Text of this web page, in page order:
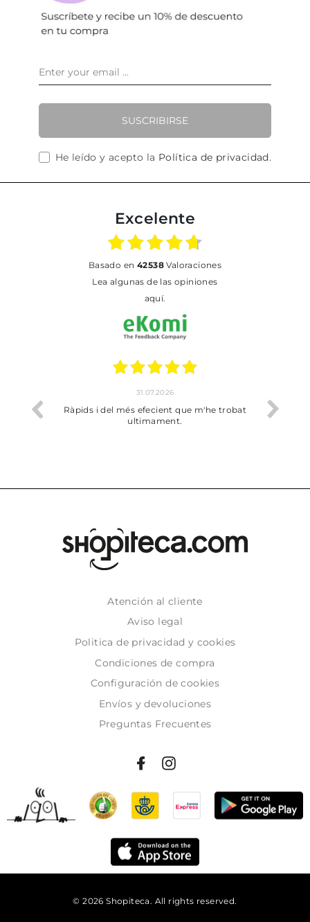
SUSCRIBIRSE
He leído y acepto la Política de privacidad.
Excelente
basado en 42538Valoraciones
Lea algunas de las opiniones
aquí.
trobat
17.07.2026
Bien pero soy de Vilafranca y no me ha
dejado recoger en tienda
Atención al cliente
Aviso legal
Politica de privacidad y cookies
Condiciones de compra
Configuración de cookies
Envíos y devoluciones
Preguntas Frecuentes
© 2026 Shopiteca. All rights reserved.